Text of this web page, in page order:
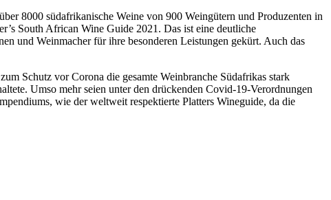
8000 südafrikanische Weine von 900 Weingütern und Produzenten in
South African Wine Guide 2021. Das ist eine deutliche
und Weinmacher für ihre besonderen Leistungen gekürt. Auch das
Schutz vor Corona die gesamte Weinbranche Südafrikas stark
Umso mehr seien unter den drückenden Covid-19-Verordnungen
wie der weltweit respektierte Platters Wineguide, da die